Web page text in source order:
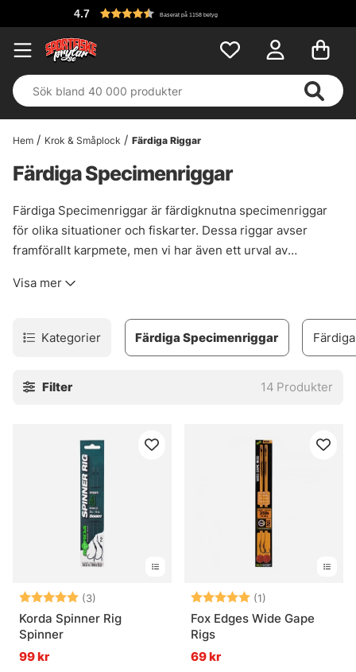
Baserat på 1158 betyg
Hem Krok & Småplock Färdiga Riggar
Färdiga Specimenriggar
Färdiga Specimenriggar är färdigknutna specimenriggar
för olika situationer och fiskarter. Dessa riggar avser
framförallt karpmete, men vi har även ett urval av
arter som exempelvis riggar till feederfiske efter braxen,
slipper knyta egna riggar och låter dig ha flera
uppsättningar av riggar att välja mellan när du fiskar. Välj
Avid och Sensas för att hitta riggar som passar dina
Visa mer
Kategorier Färdiga Specimenriggar
Filter 14 Produkter
Betyg: (3)
5.0 utav 5 stjärnor
Korda Spinner Rig
Spinner
99 kr
Betyg: (1)
Fox Edges Wide Gape
Rigs
69 kr